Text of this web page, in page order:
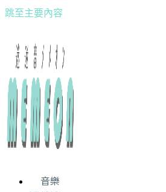
跳至主要內容
音樂